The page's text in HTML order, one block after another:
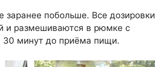
заранее побольше. Все дозировки
и размешиваются в рюмке с
30 минут до приёма пищи.